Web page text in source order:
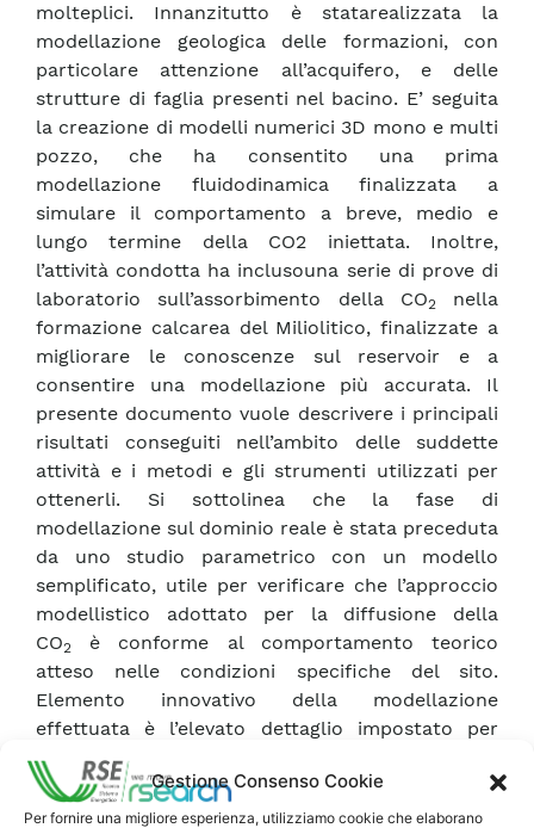
Gestione Consenso Cookie
Per fornire una migliore esperienza, utilizziamo cookie che elaborano
molteplici. Innanzitutto è statarealizzata la
modellazione geologica delle formazioni, con
particolare attenzione all’acquifero, e delle
strutture di faglia presenti nel bacino. E’ seguita
la creazione di modelli numerici 3D mono e multi
pozzo, che ha consentito una prima
modellazione fluidodinamica finalizzata a
simulare il comportamento a breve, medio e
lungo termine della CO2 iniettata. Inoltre,
l’attività condotta ha inclusouna serie di prove di
laboratorio sull’assorbimento della CO2
nella
formazione calcarea del Miliolitico, finalizzate a
migliorare le conoscenze sul reservoir e a
consentire una modellazione più accurata. Il
presente documento vuole descrivere i principali
risultati conseguiti nell’ambito delle suddette
attività e i metodi e gli strumenti utilizzati per
ottenerli. Si sottolinea che la fase di
modellazione sul dominio reale è stata preceduta
da uno studio parametrico con un modello
semplificato, utile per verificare che l’approccio
modellistico adottato per la diffusione della
CO2
è conforme al comportamento teorico
atteso nelle condizioni specifiche del sito.
Elemento innovativo della modellazione
effettuata è l’elevato dettaglio impostato per
descrivere la struttura geologica a strati inclinati
e fittamente compartimentata da un complesso
sistema di faglie, nonchè per discretizzare il